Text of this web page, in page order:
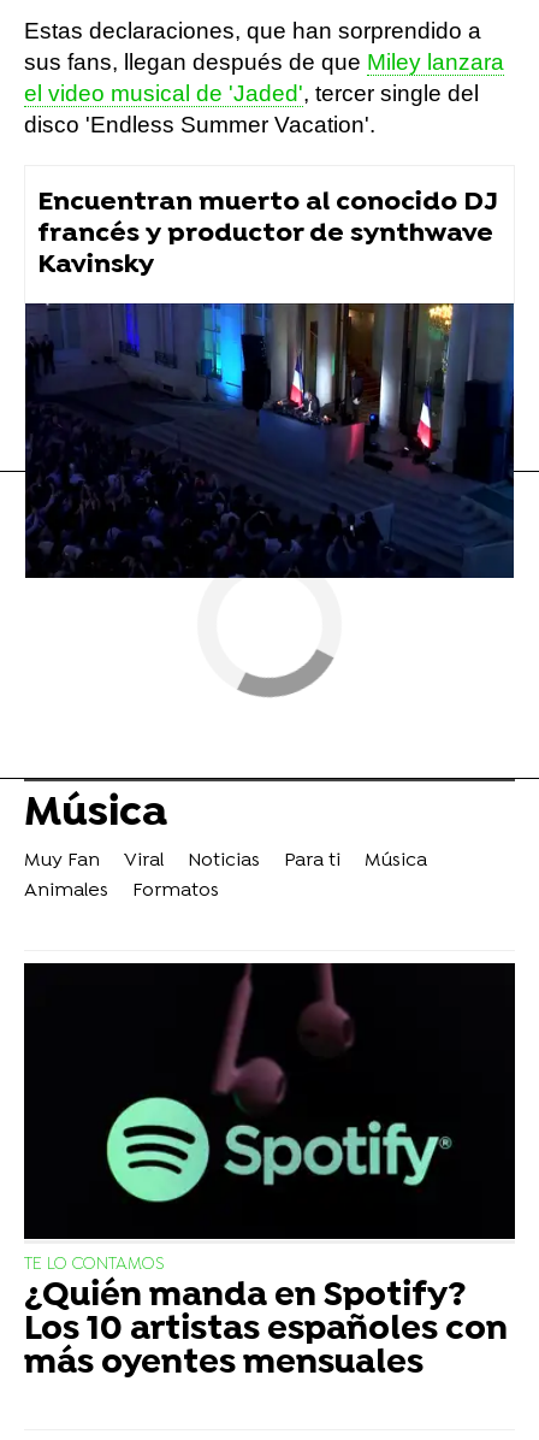
Estas declaraciones, que han sorprendido a
sus fans, llegan después de que Miley lanzara
el video musical de 'Jaded', tercer single del
disco 'Endless Summer Vacation'.
Encuentran muerto al conocido DJ
francés y productor de synthwave
Kavinsky
Flooxer Now » Música
Música
Muy Fan Viral Noticias Para ti
Música
Animales
Formatos
TE LO CONTAMOS
¿Quién manda en Spotify?
Los 10 artistas españoles con
más oyentes mensuales